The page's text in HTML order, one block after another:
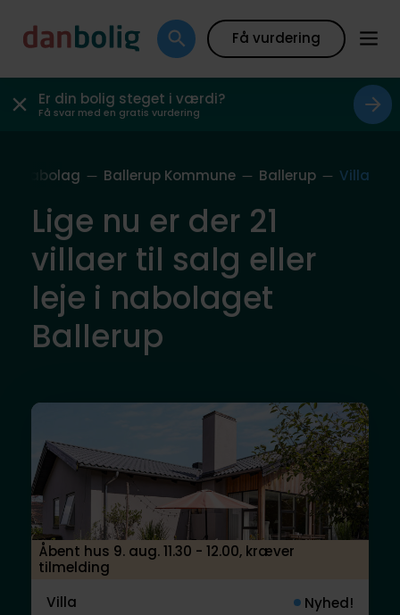
Få vurdering
Er din bolig steget i værdi?
Få svar med en gratis vurdering
Nabolag Ballerup Kommune Ballerup Villa
Lige nu er der 21
villaer til salg eller
leje i nabolaget
Ballerup
Åbent hus 9. aug. 11.30 - 12.00, kræver
tilmelding
Villa
Nyhed!